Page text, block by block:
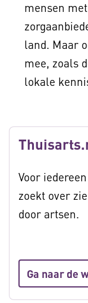
mensen
land. Maar
mee, zoals
lokale
Voor
zoekt over
door artsen.
Ga naar de